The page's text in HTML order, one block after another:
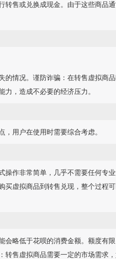
售或兑换成现金。由于这些商品
情况。谨防诈骗：在转售虚拟商
，造成不必要的经济压力。
用户在使用时需要综合考虑。
作非常简单，几乎不需要任何专
虚拟商品到转售兑现，整个过程
略低于花呗的消费金额。额度有
转售虚拟商品需要一定的市场需求